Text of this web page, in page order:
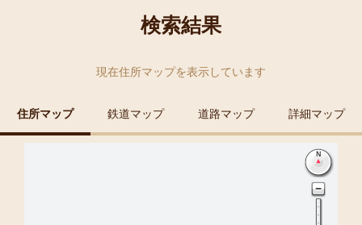
検索結果
現在住所マップを表示しています
住所マップ 鉄道マップ 道路マップ 詳細マップ